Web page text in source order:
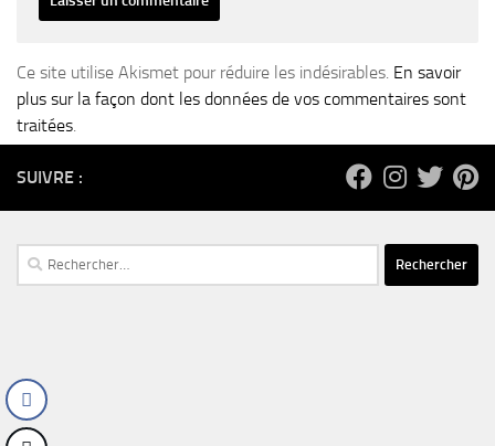
Ce site utilise Akismet pour réduire les indésirables. En savoir
plus sur la façon dont les données de vos commentaires sont
traitées
SUIVRE :
Rechercher :